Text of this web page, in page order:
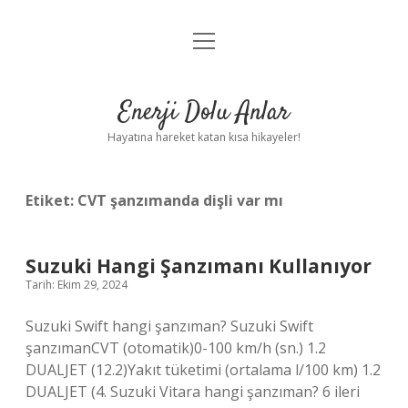
Anasayfa
Yasal Uyarı
menüyü
Enerji Dolu Anlar
Hayatına hareket katan kısa hikayeler!
Etiket: CVT şanzımanda dişli var mı
Suzuki Hangi Şanzımanı Kullanıyor
Tarih: Ekim 29, 2024
Suzuki Swift hangi şanzıman? Suzuki Swift
şanzımanCVT (otomatik)0-100 km/h (sn.) 1.2
DUALJET (12.2)Yakıt tüketimi (ortalama l/100 km) 1.2
DUALJET (4. Suzuki Vitara hangi şanzıman? 6 ileri